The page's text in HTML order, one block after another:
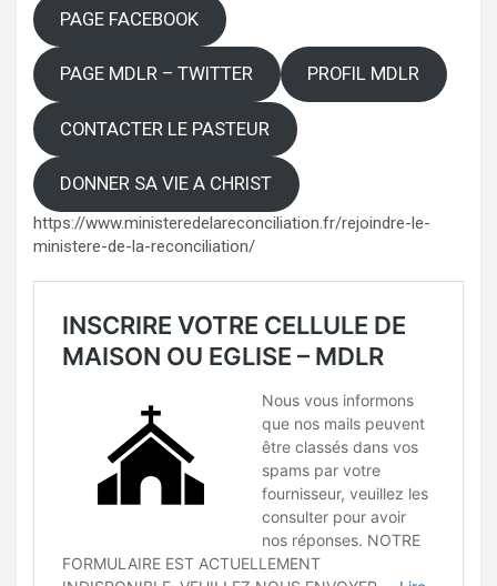
PAGE FACEBOOK
PAGE MDLR – TWITTER PROFIL MDLR
CONTACTER LE PASTEUR
DONNER SA VIE A CHRIST
https://www.ministeredelareconciliation.fr/rejoindre-le-
ministere-de-la-reconciliation/